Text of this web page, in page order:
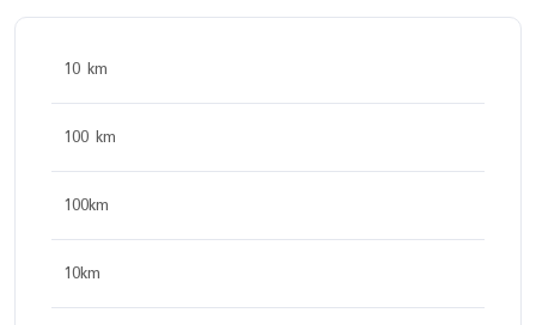
10 km
100 km
100km
10km